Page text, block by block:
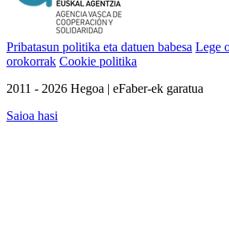
Pribatasun politika eta datuen babesa Lege
orokorrak Cookie politika
2011 - 2026 Hegoa | eFaber-ek garatua
Saioa hasi